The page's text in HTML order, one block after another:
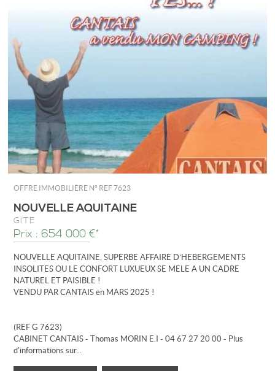
OFFRE IMMOBILIÈRE N° REF 7623
NOUVELLE AQUITAINE
GÎTE
Prix : 654 000 €*
NOUVELLE AQUITAINE, SUPERBE AFFAIRE D’HEBERGEMENTS
INSOLITES OU LE CONFORT LUXUEUX SE MELE A UN CADRE
NATUREL ET PAISIBLE !
VENDU PAR CANTAIS en MARS 2025 !
(REF G 7623)
CABINET CANTAIS - Thomas MORIN E.I - 04 67 27 20 00 - Plus
d'informations sur...